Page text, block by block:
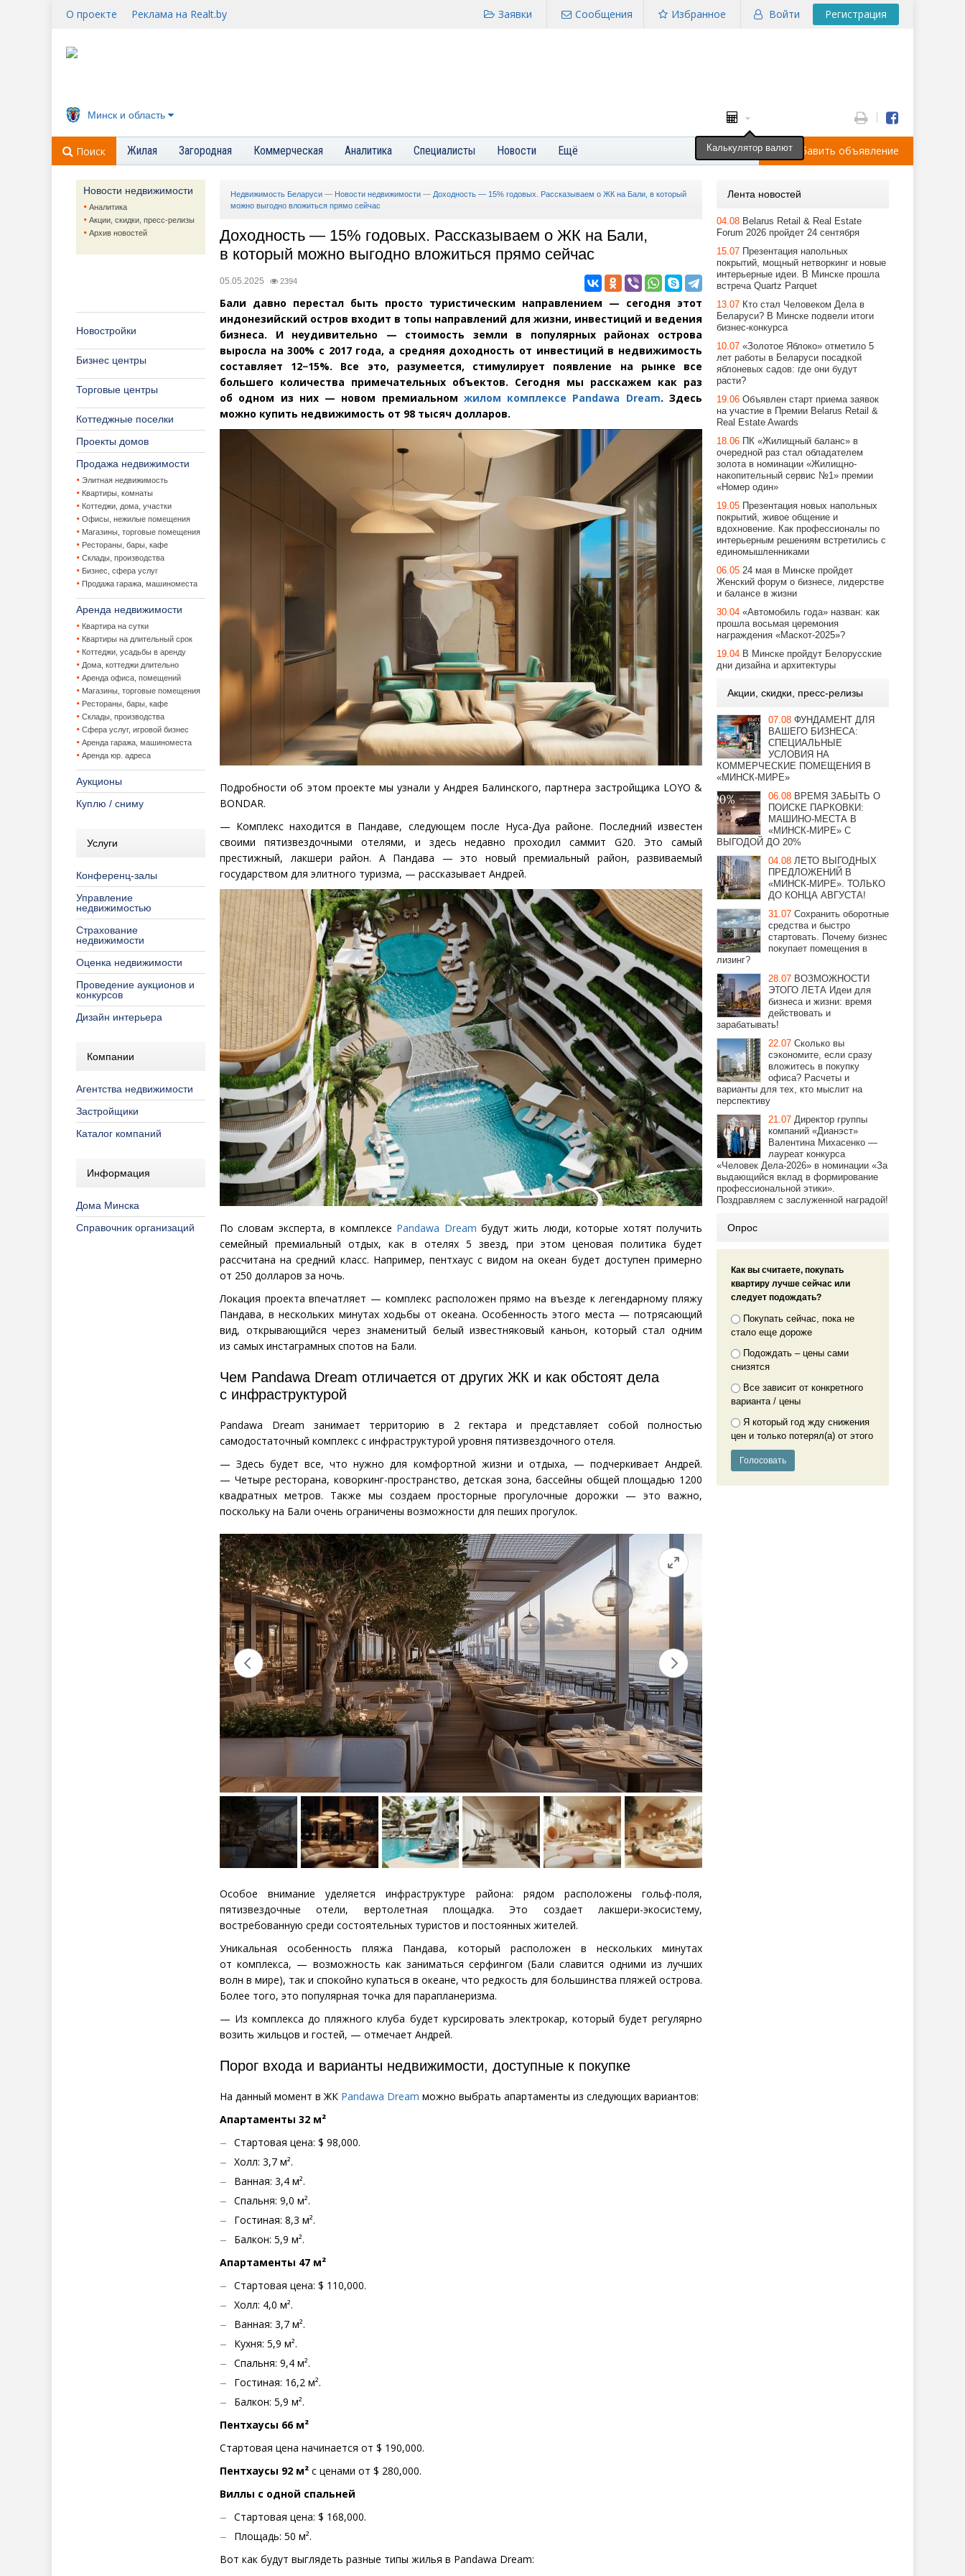
О проекте Реклама на Realt.by Войти Регистрация
Избранное
Сообщения
Заявки
Минск и область
Поиск Жилая Загородная Коммерческая Аналитика Специалисты Новости Ещё Добавить объявление
Новости недвижимости
Аналитика
Акции, скидки, пресс-релизы
Архив новостей
Новостройки
Бизнес центры
Торговые центры
Коттеджные поселки
Проекты домов
Продажа недвижимости
Элитная недвижимость
Квартиры, комнаты
Коттеджи, дома, участки
Офисы, нежилые помещения
Магазины, торговые помещения
Рестораны, бары, кафе
Склады, производства
Бизнес, сфера услуг
Продажа гаража, машиноместа
Аренда недвижимости
Квартира на сутки
Квартиры на длительный срок
Коттеджи, усадьбы в аренду
Дома, коттеджи длительно
Аренда офиса, помещений
Магазины, торговые помещения
Рестораны, бары, кафе
Склады, производства
Сфера услуг, игровой бизнес
Аренда гаража, машиноместа
Аренда юр. адреса
Аукционы
Куплю / сниму
Услуги
Конференц-залы
Управление
недвижимостью
Страхование
недвижимости
Оценка недвижимости
Проведение аукционов и
конкурсов
Дизайн интерьера
Компании
Агентства недвижимости
Застройщики
Каталог компаний
Информация
Дома Минска
Справочник организаций
Недвижимость Беларуси — Новости недвижимости — Доходность — 15% годовых. Рассказываем о ЖК на Бали, в который
можно выгодно вложиться прямо сейчас
Доходность — 15% годовых. Рассказываем о ЖК на Бали,
в который можно выгодно вложиться прямо сейчас
05.05.2025 2394
Бали давно перестал быть просто туристическим направлением — сегодня этот
индонезийский остров входит в топы направлений для жизни, инвестиций и ведения
бизнеса. И неудивительно — стоимость земли в популярных районах острова
выросла на 300% с 2017 года, а средняя доходность от инвестиций в недвижимость
составляет 12−15%. Все это, разумеется, стимулирует появление на рынке все
большего количества примечательных объектов. Сегодня мы расскажем как раз
об одном из них — новом премиальном жилом комплексе Pandawa Dream. Здесь
можно купить недвижимость от 98 тысяч долларов.
Подробности об этом проекте мы узнали у Андрея Балинского, партнера застройщика LOYO &
BONDAR.
— Комплекс находится в Пандаве, следующем после Нуса-Дуа районе. Последний известен
своими пятизвездочными отелями, и здесь недавно проходил саммит G20. Это самый
престижный, лакшери район. А Пандава — это новый премиальный район, развиваемый
государством для элитного туризма, — рассказывает Андрей.
По словам эксперта, в комплексе Pandawa Dream будут жить люди, которые хотят получить
семейный премиальный отдых, как в отелях 5 звезд, при этом ценовая политика будет
рассчитана на средний класс. Например, пентхаус с видом на океан будет доступен примерно
от 250 долларов за ночь.
Локация проекта впечатляет — комплекс расположен прямо на въезде к легендарному пляжу
Пандава, в нескольких минутах ходьбы от океана. Особенность этого места — потрясающий
вид, открывающийся через знаменитый белый известняковый каньон, который стал одним
из самых инстаграмных спотов на Бали.
Чем Pandawa Dream отличается от других ЖК и как обстоят дела
с инфраструктурой
Pandawa Dream занимает территорию в 2 гектара и представляет собой полностью
самодостаточный комплекс с инфраструктурой уровня пятизвездочного отеля.
— Здесь будет все, что нужно для комфортной жизни и отдыха, — подчеркивает Андрей.
— Четыре ресторана, коворкинг-пространство, детская зона, бассейны общей площадью 1200
квадратных метров. Также мы создаем просторные прогулочные дорожки — это важно,
поскольку на Бали очень ограничены возможности для пеших прогулок.
Особое внимание уделяется инфраструктуре района: рядом расположены гольф-поля,
пятизвездочные отели, вертолетная площадка. Это создает лакшери-экосистему,
востребованную среди состоятельных туристов и постоянных жителей.
Уникальная особенность пляжа Пандава, который расположен в нескольких минутах
от комплекса, — возможность как заниматься серфингом (Бали славится одними из лучших
волн в мире), так и спокойно купаться в океане, что редкость для большинства пляжей острова.
Более того, это популярная точка для парапланеризма.
— Из комплекса до пляжного клуба будет курсировать электрокар, который будет регулярно
возить жильцов и гостей, — отмечает Андрей.
Порог входа и варианты недвижимости, доступные к покупке
На данный момент в ЖК Pandawa Dream можно выбрать апартаменты из следующих вариантов:
Апартаменты 32 м²
Стартовая цена: $ 98,000.
Холл: 3,7 м².
Ванная: 3,4 м².
Спальня: 9,0 м².
Гостиная: 8,3 м².
Балкон: 5,9 м².
Апартаменты 47 м²
Стартовая цена: $ 110,000.
Холл: 4,0 м².
Ванная: 3,7 м².
Кухня: 5,9 м².
Спальня: 9,4 м².
Гостиная: 16,2 м².
Балкон: 5,9 м².
Пентхаусы 66 м²
Стартовая цена начинается от $ 190,000.
Пентхаусы 92 м² с ценами от $ 280,000.
Виллы с одной спальней
Стартовая цена: $ 168,000.
Площадь: 50 м².
Вот как будут выглядеть разные типы жилья в Pandawa Dream:
Лента новостей
04.08 Belarus Retail & Real Estate
Forum 2026 пройдет 24 сентября
15.07 Презентация напольных
покрытий, мощный нетворкинг и новые
интерьерные идеи. В Минске прошла
встреча Quartz Parquet
13.07 Кто стал Человеком Дела в
Беларуси? В Минске подвели итоги
бизнес-конкурса
10.07 «Золотое Яблоко» отметило 5
лет работы в Беларуси посадкой
яблоневых садов: где они будут
расти?
19.06 Объявлен старт приема заявок
на участие в Премии Belarus Retail &
Real Estate Awards
18.06 ПК «Жилищный баланс» в
очередной раз стал обладателем
золота в номинации «Жилищно-
накопительный сервис №1» премии
«Номер один»
19.05 Презентация новых напольных
покрытий, живое общение и
вдохновение. Как профессионалы по
интерьерным решениям встретились с
единомышленниками
06.05 24 мая в Минске пройдет
Женский форум о бизнесе, лидерстве
и балансе в жизни
30.04 «Автомобиль года» назван: как
прошла восьмая церемония
награждения «Маскот-2025»?
19.04 В Минске пройдут Белорусские
дни дизайна и архитектуры
Акции, скидки, пресс-релизы
07.08 ФУНДАМЕНТ ДЛЯ
ВАШЕГО БИЗНЕСА:
СПЕЦИАЛЬНЫЕ
УСЛОВИЯ НА
КОММЕРЧЕСКИЕ ПОМЕЩЕНИЯ В
«МИНСК-МИРЕ»
06.08 ВРЕМЯ ЗАБЫТЬ О
ПОИСКЕ ПАРКОВКИ:
МАШИНО-МЕСТА В
«МИНСК-МИРЕ» С
ВЫГОДОЙ ДО 20%
04.08 ЛЕТО ВЫГОДНЫХ
ПРЕДЛОЖЕНИЙ В
«МИНСК-МИРЕ». ТОЛЬКО
ДО КОНЦА АВГУСТА!
31.07 Сохранить оборотные
средства и быстро
стартовать. Почему бизнес
покупает помещения в
лизинг?
28.07 ВОЗМОЖНОСТИ
ЭТОГО ЛЕТА Идеи для
бизнеса и жизни: время
действовать и
зарабатывать!
22.07 Сколько вы
сэкономите, если сразу
вложитесь в покупку
офиса? Расчеты и
варианты для тех, кто мыслит на
перспективу
21.07 Директор группы
компаний «Дианэст»
Валентина Михасенко —
лауреат конкурса
«Человек Дела-2026» в номинации «За
выдающийся вклад в формирование
профессиональной этики».
Поздравляем с заслуженной наградой!
Опрос
Как вы считаете, покупать
квартиру лучше сейчас или
следует подождать?
Покупать сейчас, пока не
стало еще дороже
Подождать – цены сами
снизятся
Все зависит от конкретного
варианта / цены
Я который год жду снижения
цен и только потерял(а) от этого
Калькулятор валют